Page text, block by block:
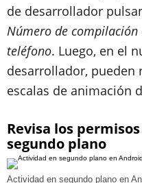
de desarrollador
Número de compilación
teléfono. Luego, en el
desarrollador, pueden
escalas de animación
Revisa los
segundo plano
Actividad en segundo plano en